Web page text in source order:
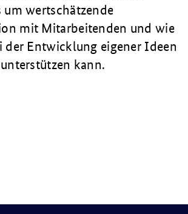
um wertschätzende
mit Mitarbeitenden und wie
der Entwicklung eigener Ideen
kann.